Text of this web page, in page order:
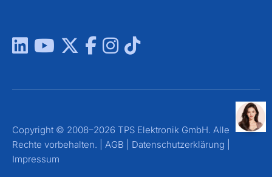
Copyright © 2008–2026 TPS Elektronik GmbH. Alle
Rechte vorbehalten. | AGB Datenschutzerklärung
Impressum